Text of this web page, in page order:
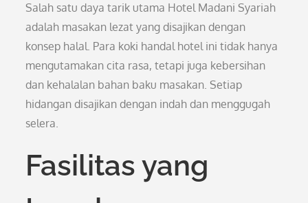
Salah satu daya tarik utama Hotel Madani Syariah
adalah masakan lezat yang disajikan dengan
konsep halal. Para koki handal hotel ini tidak hanya
mengutamakan cita rasa, tetapi juga kebersihan
dan kehalalan bahan baku masakan. Setiap
hidangan disajikan dengan indah dan menggugah
selera.
Fasilitas yang